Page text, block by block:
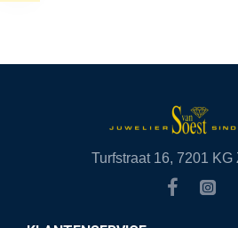
Turfstraat 16, 7201 KG